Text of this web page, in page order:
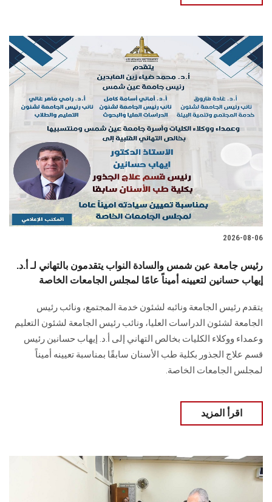
2026-08-06
رئيس جامعة عين شمس والسادة النواب يتقدمون بالتهاني لـ أ.د.
إيهاب حسانين لتعيينه أميناً عامًا لمجلس الجامعات الخاصة
يتقدم رئيس الجامعة ونائبه لشئون خدمة المجتمع، ونائب رئيس
الجامعة لشئون الدراسات العليا، ونائب رئيس الجامعة لشئون التعليم
وعمداء ووكلاء الكليات بخالص التهاني إلى أ.د. إيهاب حسانين رئيس
قسم علاج الجذور بكلية طب الأسنان سابقًا بمناسبة تعيينه أميناً
لمجلس الجامعات الخاصة.
اقرأ المزيد